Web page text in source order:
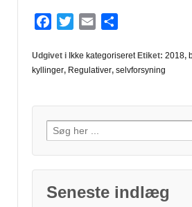
Facebook
TwitterEmail
Udgivet i Ikke kategoriseretEtiket: 2018,
kyllinger, Regulativer, selvforsyning
Søg
efter:
Seneste indlæg